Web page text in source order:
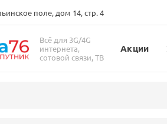
поле, дом 14, стр. 4
Всё для 3G/4G
интернета,
сотовой связи, ТВ
Акции